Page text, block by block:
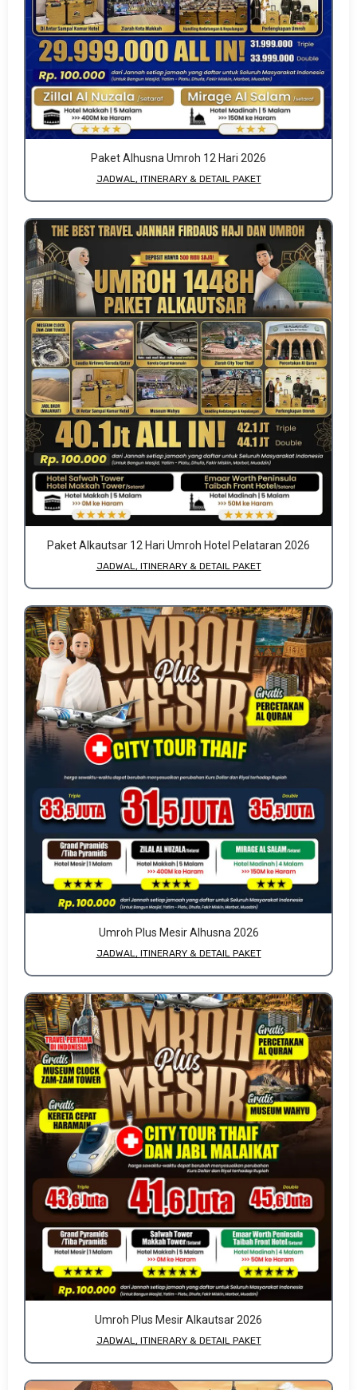
Paket Alhusna Umroh 12 Hari 2026
JADWAL, ITINERARY & DETAIL PAKET
Paket Alkautsar 12 Hari Umroh Hotel Pelataran 2026
JADWAL, ITINERARY & DETAIL PAKET
Umroh Plus Mesir Alhusna 2026
JADWAL, ITINERARY & DETAIL PAKET
Umroh Plus Mesir Alkautsar 2026
JADWAL, ITINERARY & DETAIL PAKET